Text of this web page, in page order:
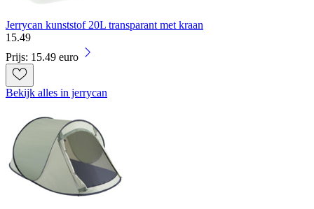
Jerrycan kunststof 20L transparant met kraan
15.49
Prijs: 15.49 euro
Bekijk alles in jerrycan